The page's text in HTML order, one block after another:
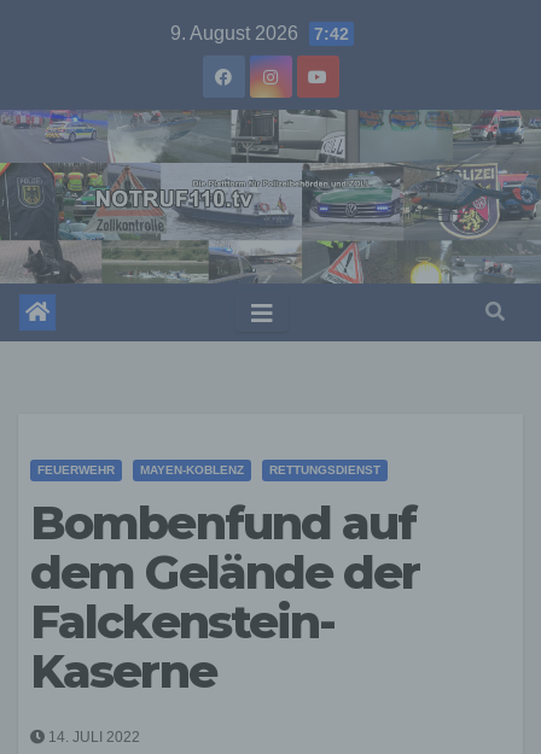
9. August 2026 7:42
FEUERWEHR MAYEN-KOBLENZ RETTUNGSDIENST
Bombenfund auf
dem Gelände der
Falckenstein-
Kaserne
14. JULI 2022